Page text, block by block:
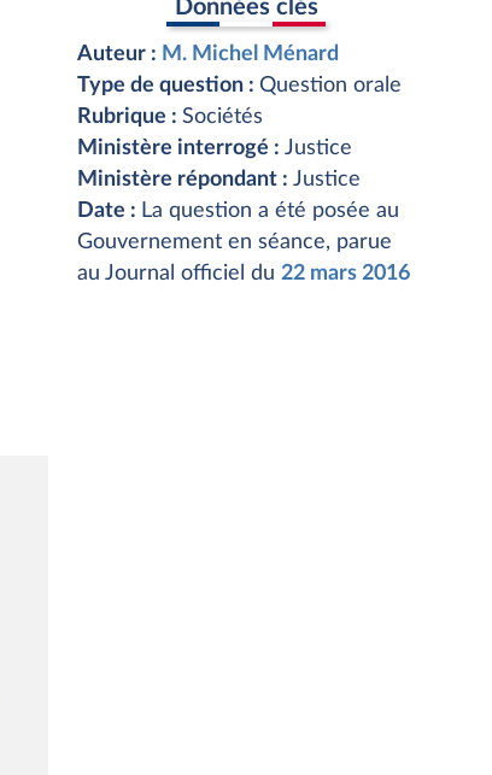
Données clés
Auteur : M. Michel Ménard
Type de question : Question orale
Rubrique : Sociétés
Ministère interrogé : Justice
Ministère répondant : Justice
Date : La question a été posée au
Gouvernement en séance, parue
au Journal officiel du 22 mars 2016